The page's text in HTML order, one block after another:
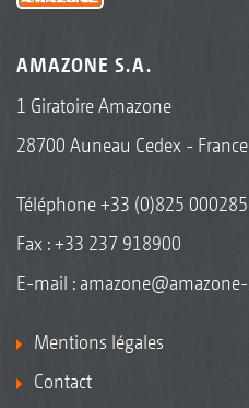
AMAZONE S.A.
1 Giratoire Amazone
28700 Auneau Cedex - France
Téléphone+33 (0)825 000285
Fax : +33 237 918900
E-mail :
Mentions légales
Contact